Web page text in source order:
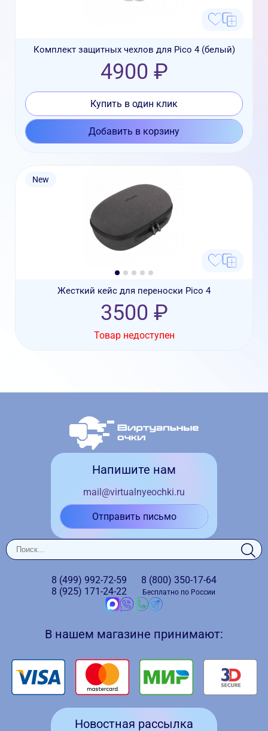
Комплект защитных чехлов для Pico 4 (белый)
4900 ₽
Купить в один клик
Добавить в корзину
New
Жесткий кейс для переноски Pico 4
3500 ₽
Товар недоступен
Напишите нам
mail@virtualnyeochki.ru
Отправить письмо
8 (499) 992-72-59
8 (925) 171-24-22
8 (800) 350-17-64
Бесплатно по России
В нашем магазине принимают:
Новостная рассылка